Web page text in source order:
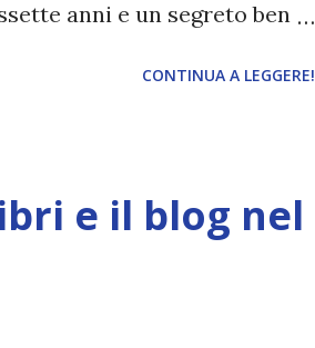
anni e un segreto ben
amare a propria volta.
una piega
Libby. Libby che non è
tutto il peso
CONTINUA A LEGGERE!
e il blog nel